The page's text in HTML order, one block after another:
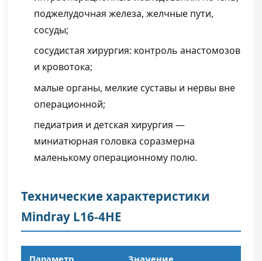
поджелудочная железа, желчные пути,
сосуды;
сосудистая хирургия: контроль анастомозов
и кровотока;
малые органы, мелкие суставы и нервы вне
операционной;
педиатрия и детская хирургия —
миниатюрная головка соразмерна
маленькому операционному полю.
Технические характеристики
Mindray L16-4HE
Параметр Значение